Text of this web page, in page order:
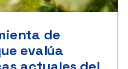
de
evalúa